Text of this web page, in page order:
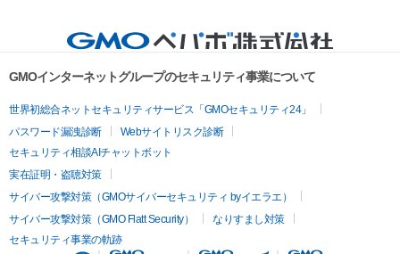
GMOインターネットグループのセキュリティ事業について
世界初総合ネットセキュリティサービス「GMOセキュリティ24」
パスワード漏洩診断
Webサイトリスク診断
セキュリティ相談AIチャットボット
実在証明・盗聴対策
サイバー攻撃対策（GMOサイバーセキュリティ byイエラエ）
サイバー攻撃対策（GMO Flatt Security）
なりすまし対策
セキュリティ事業の軌跡